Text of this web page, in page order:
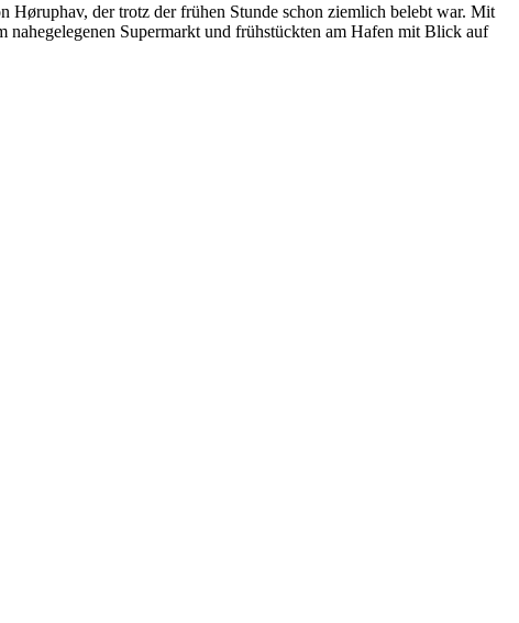
Høruphav, der trotz der frühen Stunde schon ziemlich belebt war. Mit
nahegelegenen Supermarkt und frühstückten am Hafen mit Blick auf